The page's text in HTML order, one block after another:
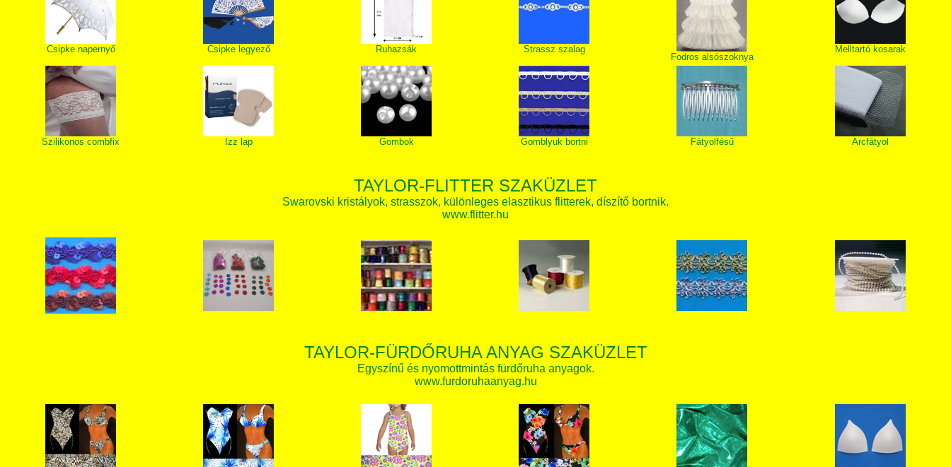
Csipke napernyő Csipke legyező Ruhazsák Strassz szalag
Fodros alsószoknya
Melltartó kosarak
Szilikonos combfix Izz lap Gombok Gomblyuk bortni Fátyolfésű Arcfátyol
TAYLOR-FLITTER SZAKÜZLET
Swarovski kristályok, strasszok, különleges elasztikus flitterek, díszítő bortnik.
www.flitter.hu
TAYLOR-FÜRDŐRUHA ANYAG SZAKÜZLET
Egyszínű és nyomottmintás fürdőruha anyagok.
www.furdoruhaanyag.hu